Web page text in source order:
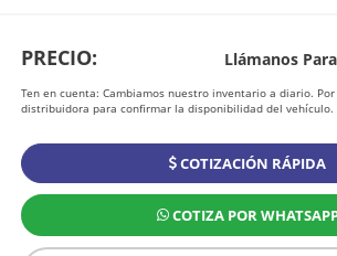
PRECIO: Llámanos
Ten en cuenta: Cambiamos nuestro inventario a diario.
distribuidora para confirmar la disponibilidad del vehículo.
COTIZACIÓN RÁPIDA
COTIZA POR